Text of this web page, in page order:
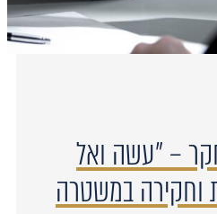
– "עשה ואל
במשטרה